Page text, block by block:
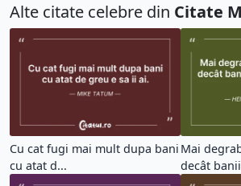
Alte citate celebre din Citate
Cu cat fugi mai mult dupa bani
cu atat d...
Mai
decât